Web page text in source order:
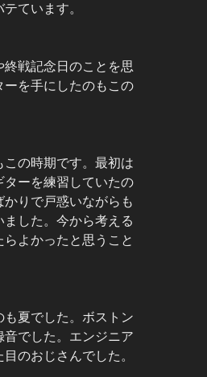
ています。
戦記念日のことを思
を手にしたのもこの
の時期です。最初は
ーを練習していたの
りで戸惑いながらも
した。今から考える
よかったと思うこと
夏でした。ボストン
でした。エンジニア
のおじさんでした。